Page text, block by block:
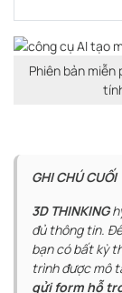
Phiên bản
GHI CHÚ CUỐI
3D THINKING
đủ thông tin.
bạn có bất kỳ
trình được mô
gửi form hỗ